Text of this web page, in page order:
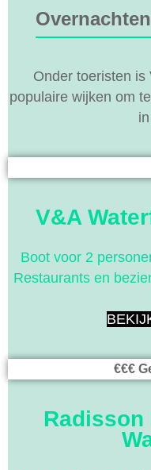
Onder toeristen is
populaire wijken om
V&A
Boot voor 2
Restaurants en
€€€
Radisson